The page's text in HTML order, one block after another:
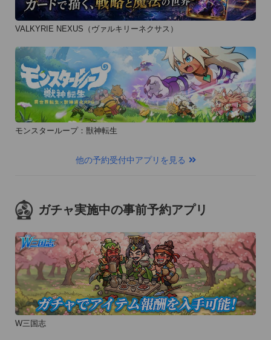
VALKYRIE NEXUS（ヴァルキリーネクサス）
モンスターループ：獣神転生
他の予約受付中アプリを見る
ガチャ実施中の事前予約アプリ
W三国志